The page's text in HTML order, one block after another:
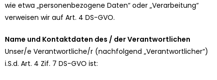
wie etwa „personenbezogene Daten“ oder „Verarbeitung“
verweisen wir auf Art. 4 DS-GVO.
Name und Kontaktdaten des / der Verantwortlichen
Unser/e Verantwortliche/r (nachfolgend „Verantwortlicher“)
i.S.d. Art. 4 Zif. 7 DS-GVO ist: